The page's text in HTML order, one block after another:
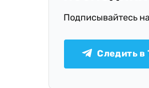
Подписывайтесь
Следить в